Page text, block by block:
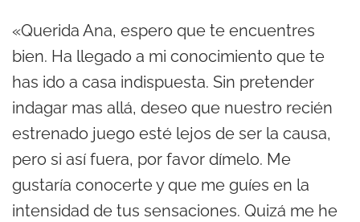
«Querida Ana, espero que te encuentres
bien. Ha llegado a mi conocimiento que te
has ido a casa indispuesta. Sin pretender
indagar mas allá, deseo que nuestro recién
estrenado juego esté lejos de ser la causa,
pero si así fuera, por favor dímelo. Me
gustaría conocerte y que me guíes en la
intensidad de tus sensaciones. Quizá me he